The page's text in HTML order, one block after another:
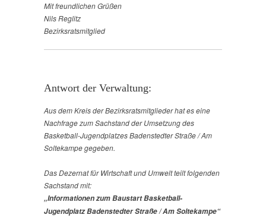
Mit freundlichen Grüßen
Nils Reglitz
Bezirksratsmitglied
Antwort der Verwaltung:
Aus dem Kreis der Bezirksratsmitglieder hat es eine
Nachfrage zum Sachstand der Umsetzung des
Basketball-Jugendplatzes Badenstedter Straße / Am
Soltekampe gegeben.
Das Dezernat für Wirtschaft und Umwelt teilt folgenden
Sachstand mit:
„Informationen zum BaustartBasketball-
Jugendplatz Badenstedter Straße / Am Soltekampe“